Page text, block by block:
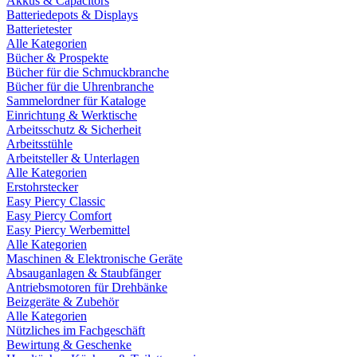
Batteriedepots & Displays
Batterietester
Alle Kategorien
Bücher & Prospekte
Bücher für die Schmuckbranche
Bücher für die Uhrenbranche
Sammelordner für Kataloge
Einrichtung & Werktische
Arbeitsschutz & Sicherheit
Arbeitsstühle
Arbeitsteller & Unterlagen
Alle Kategorien
Erstohrstecker
Easy Piercy Classic
Easy Piercy Comfort
Easy Piercy Werbemittel
Alle Kategorien
Maschinen & Elektronische Geräte
Absauganlagen & Staubfänger
Antriebsmotoren für Drehbänke
Beizgeräte & Zubehör
Alle Kategorien
Nützliches im Fachgeschäft
Bewirtung & Geschenke